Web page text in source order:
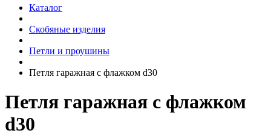
Каталог
Скобяные изделия
Петли и проушины
Петля гаражная с флажком d30
Петля гаражная с флажком
d30